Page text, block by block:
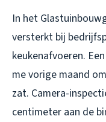
In het
versterkt bij
keukenafvoeren.
me vorige maand
zat. Camera-
centimeter aan de